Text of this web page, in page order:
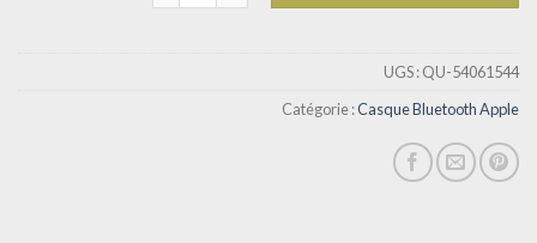
UGS :QU-54061544
Catégorie :Casque Bluetooth Apple